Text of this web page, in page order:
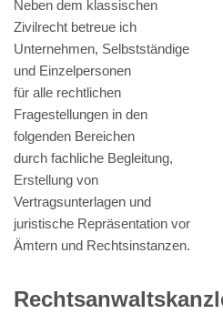
Neben dem klassischen
Zivilrecht betreue ich
Unternehmen, Selbstständige
und Einzelpersonen
für alle rechtlichen
Fragestellungen in den
folgenden Bereichen
durch fachliche Begleitung,
Erstellung von
Vertragsunterlagen und
juristische Repräsentation vor
Ämtern und Rechtsinstanzen.